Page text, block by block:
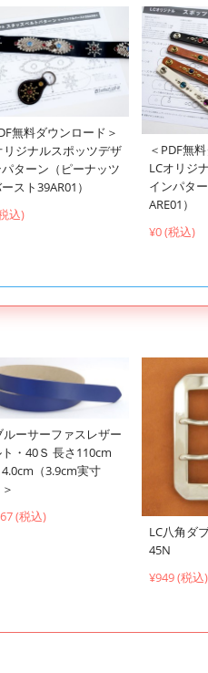
無料ダウンロード＞
リジナルスポッツデザ
ターン（ピーナッツ
スト39AR01）
込)
＜PDF無
LCオリジ
インパタ
ARE01）
¥0 (税込)
ルーサーファスレザー
・40Ｓ 長さ110cm
4.0cm（3.9cm実寸
(税込)
LC八角ダ
45N
¥949 (税込)